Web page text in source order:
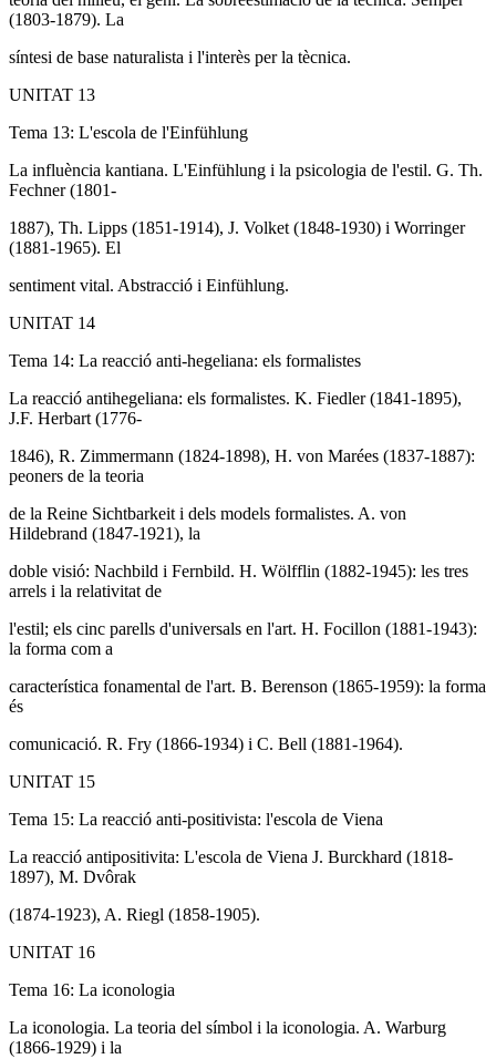
(1803-1879). La
síntesi de base naturalista i l'interès per la tècnica.
UNITAT 13
Tema 13: L'escola de l'Einfühlung
La influència kantiana. L'Einfühlung i la psicologia de l'estil. G. Th.
Fechner (1801-
1887), Th. Lipps (1851-1914), J. Volket (1848-1930) i Worringer
(1881-1965). El
sentiment vital. Abstracció i Einfühlung.
UNITAT 14
Tema 14: La reacció anti-hegeliana: els formalistes
La reacció antihegeliana: els formalistes. K. Fiedler (1841-1895),
J.F. Herbart (1776-
1846), R. Zimmermann (1824-1898), H. von Marées (1837-1887):
peoners de la teoria
de la Reine Sichtbarkeit i dels models formalistes. A. von
Hildebrand (1847-1921), la
doble visió: Nachbild i Fernbild. H. Wölfflin (1882-1945): les tres
arrels i la relativitat de
l'estil; els cinc parells d'universals en l'art. H. Focillon (1881-1943):
la forma com a
característica fonamental de l'art. B. Berenson (1865-1959): la forma
és
comunicació. R. Fry (1866-1934) i C. Bell (1881-1964).
UNITAT 15
Tema 15: La reacció anti-positivista: l'escola de Viena
La reacció antipositivita: L'escola de Viena J. Burckhard (1818-
1897), M. Dvôrak
(1874-1923), A. Riegl (1858-1905).
UNITAT 16
Tema 16: La iconologia
La iconologia. La teoria del símbol i la iconologia. A. Warburg
(1866-1929) i la